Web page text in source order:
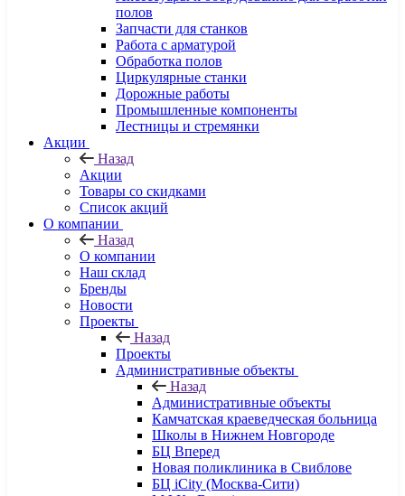
полов
Запчасти для станков
Работа с арматурой
Обработка полов
Циркулярные станки
Дорожные работы
Промышленные компоненты
Лестницы и стремянки
Акции
Назад
Акции
Товары со скидками
Список акций
О компании
Назад
О компании
Наш склад
Бренды
Новости
Проекты
Назад
Проекты
Административные объекты
Назад
Административные объекты
Камчатская краеведческая больница
Школы в Нижнем Новгороде
БЦ Вперед
Новая поликлиника в Свиблове
БЦ iCity (Москва-Сити)